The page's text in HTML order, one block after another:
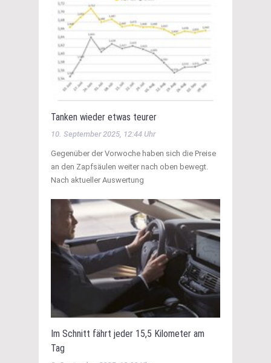
Tanken wieder etwas teurer
10. September 2025, 12:44 Uhr
Gegenüber der Vorwoche haben sich die Preise
an den Zapfsäulen weiter nach oben bewegt.
Nach aktueller Auswertung
Im Schnitt fährt jeder 15,5 Kilometer am
Tag